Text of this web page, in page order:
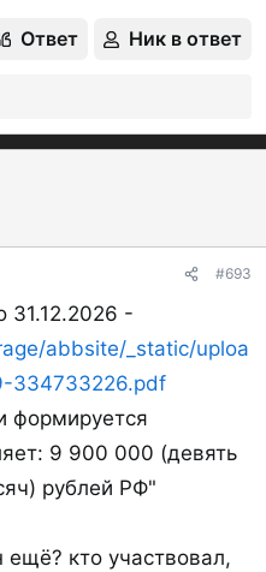
которыми заключены
у меня в
Дом РФ и даже
Ответ Ник в ответ
#693
31.12.2026 -
abbsite/_static/uploa
334733226.pdf
формируется
9 900 000 (девять
рублей РФ"
кто участвовал,